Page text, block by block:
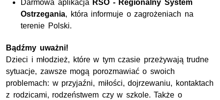
Darmowa aplikacja RSO - Regionalny System
Ostrzegania, która informuje o zagrożeniach na
terenie Polski.
Bądźmy uważni!
Dzieci i młodzież, które w tym czasie przeżywają trudne
sytuacje, zawsze mogą porozmawiać o swoich
problemach: w przyjaźni, miłości, dojrzewaniu, kontaktach
z rodzicami, rodzeństwem czy w szkole. Także o